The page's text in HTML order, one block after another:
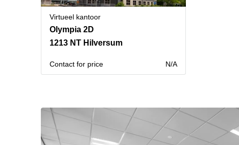
Virtueel kantoor
Olympia 2D
1213 NT Hilversum
Contact for price N/A